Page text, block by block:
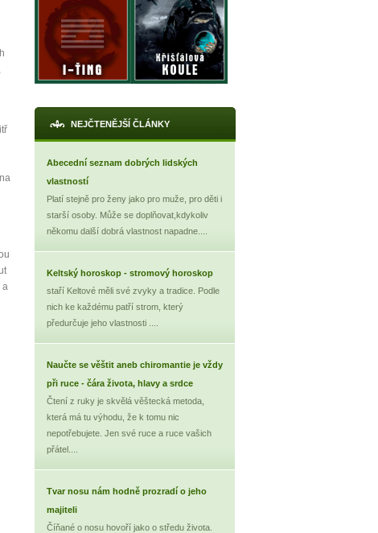
a
NEJČTENĚJŠÍ ČLÁNKY
Abecední seznam dobrých lidských
vlastností
Platí stejně pro ženy jako pro muže, pro děti i
starší osoby. Může se doplňovat,kdykoliv
někomu další dobrá vlastnost napadne....
Keltský horoskop - stromový horoskop
staří Keltové měli své zvyky a tradice. Podle
nich ke každému patří strom, který
předurčuje jeho vlastnosti ....
Naučte se věštit aneb chiromantie je vždy
při ruce - čára života, hlavy a srdce
Čtení z ruky je skvělá věštecká metoda,
která má tu výhodu, že k tomu nic
nepotřebujete. Jen své ruce a ruce vašich
přátel....
Tvar nosu nám hodně prozradí o jeho
majiteli
Číňané o nosu hovoří jako o středu života.